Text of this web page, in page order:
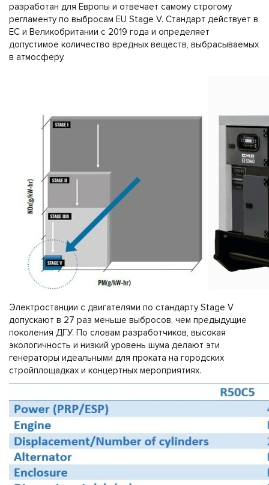
разработан для Европы и отвечает самому строгому
регламенту по выбросам EU Stage V. Стандарт действует в
ЕС и Великобритании с 2019 года и определяет
допустимое количество вредных веществ, выбрасываемых
в атмосферу.
Электростанции с двигателями по стандарту Stage V
допускают в 27 раз меньше выбросов, чем предыдущие
поколения ДГУ. По словам разработчиков, высокая
экологичность и низкий уровень шума делают эти
генераторы идеальными для проката на городских
стройплощадках и концертных мероприятиях.